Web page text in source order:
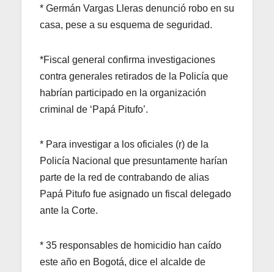
* Germán Vargas Lleras denunció robo en su
casa, pese a su esquema de seguridad.
*Fiscal general confirma investigaciones
contra generales retirados de la Policía que
habrían participado en la organización
criminal de ‘Papá Pitufo’.
* Para investigar a los oficiales (r) de la
Policía Nacional que presuntamente harían
parte de la red de contrabando de alias
Papá Pitufo fue asignado un fiscal delegado
ante la Corte.
* 35 responsables de homicidio han caído
este año en Bogotá, dice el alcalde de